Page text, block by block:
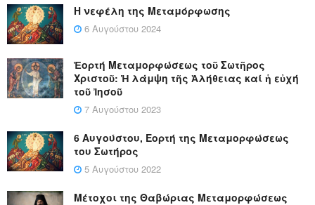
Η νεφέλη της Μεταμόρφωσης
6 Αυγούστου 2024
Ἑορτή Μεταμορφώσεως τοῦ Σωτῆρος
Χριστοῦ: Ἡ λάμψη τῆς Ἀλήθειας καί ἡ εὐχή
τοῦ Ἰησοῦ
7 Αυγούστου 2023
6 Αυγούστου, Εορτή της Μεταμορφώσεως
του Σωτήρος
5 Αυγούστου 2022
Μέτοχοι της Θαβώριας Μεταμορφώσεως